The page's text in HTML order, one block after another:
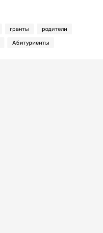
гранты родители
Абитуриенты